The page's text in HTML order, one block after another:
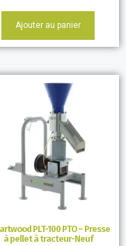
Ajouter au panier
PLT-100 PTO – Presse
à pellet à tracteur-Neuf